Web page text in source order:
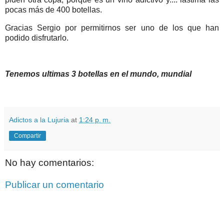
pocas más de 400 botellas.
Gracias Sergio por permitirnos ser uno de los que han
podido disfrutarlo.
Tenemos ultimas 3 botellas en el mundo, mundial
Adictos a la Lujuria at 1:24 p. m.
Compartir
No hay comentarios:
Publicar un comentario